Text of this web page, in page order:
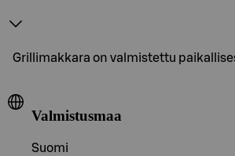
Grillimakkara on valmistettu
Valmistusmaa
Suomi